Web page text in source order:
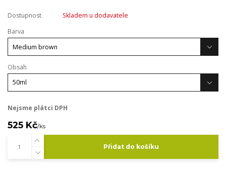
Dostupnost
Skladem u dodavatele
Barva
Obsah
Nejsme plátci DPH
525 Kč/ks
Přidat do košíku